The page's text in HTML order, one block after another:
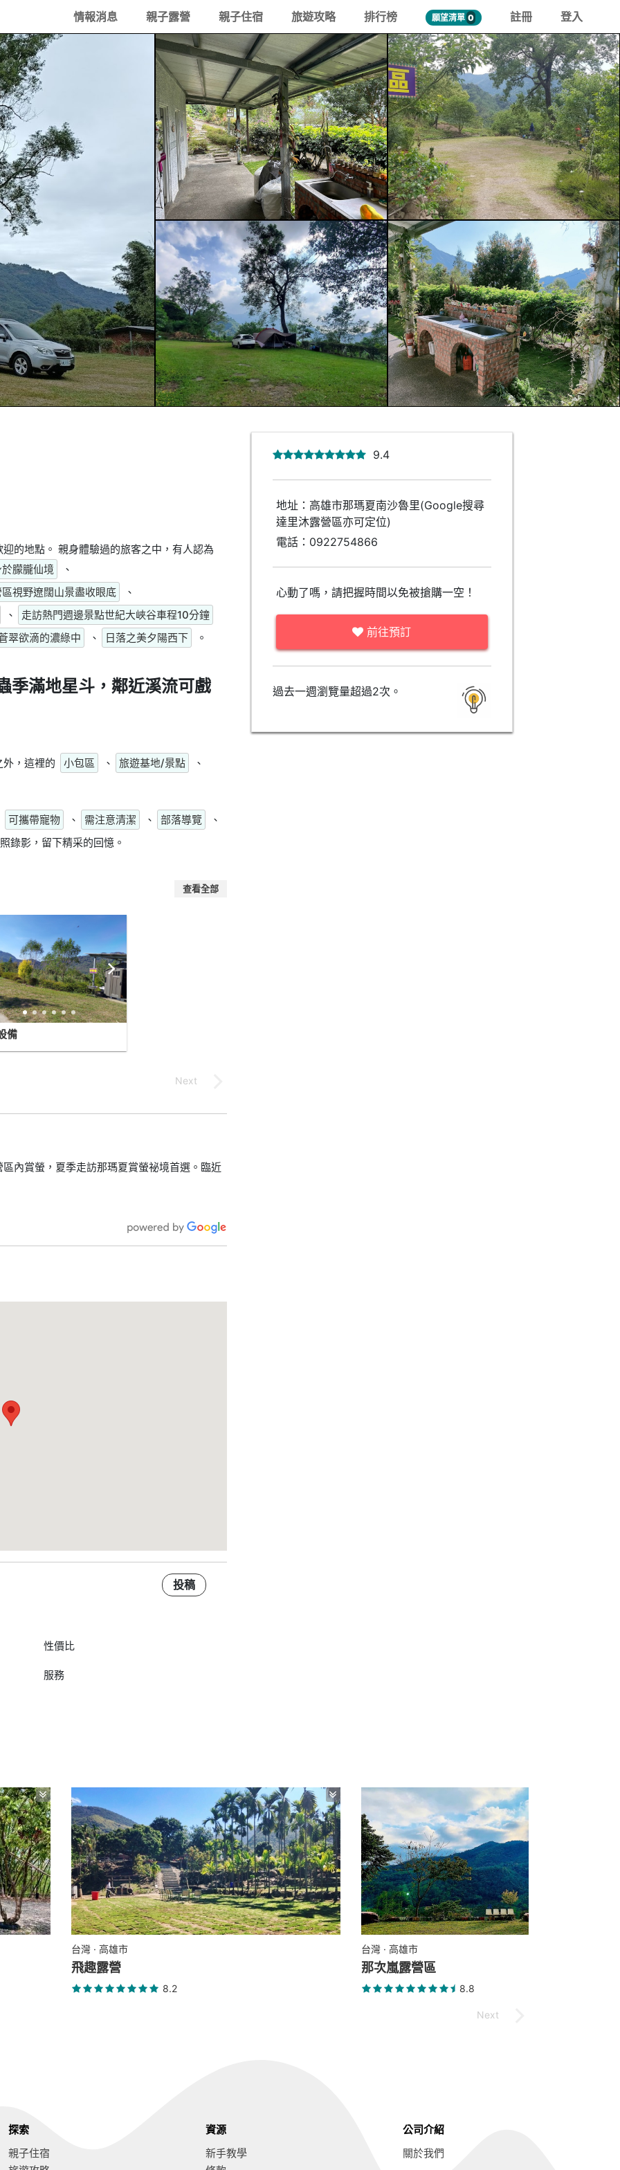
情報消息 親子露營 親子住宿 旅遊攻略 排行榜 願望清單 0 註冊 登入
的地點。 親身體驗過的旅客之中，有人認為
朦朧仙境
、
視野遼闊山景盡收眼底
、
、
走訪熱門週邊景點世紀大峽谷車程10分鐘
翠欲滴的濃綠中
、 日落之美夕陽西下 。
季滿地星斗，鄰近溪流可戲
，這裡的 小包區 、 旅遊基地/景點 、
可攜帶寵物 、 需注意清潔 、 部落導覽
、
錄影，留下精采的回憶。
查看全部
備
內賞螢，夏季走訪那瑪夏賞螢祕境首選。臨近
投稿
性價比
服務
9.4
地址：高雄市那瑪夏南沙魯里(Google搜尋
達里沐露營區亦可定位)
電話： 0922754866
心動了嗎，請把握時間以免被搶購一空！
前往預訂
過去一週瀏覽量超過2次。
台灣 · 高雄市
飛趣露營
8.2
台灣 · 高雄市
那次嵐露營區
8.8
探索
親子住宿
資源
新手教學
公司介紹
關於我們